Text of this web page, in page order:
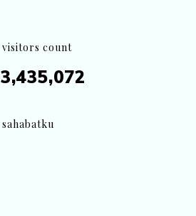
visitors count
3,435,072
sahabatku